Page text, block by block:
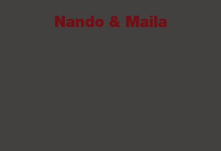
Nando & Maila